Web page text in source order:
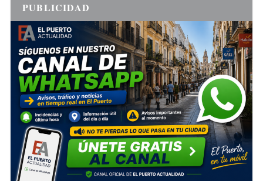
PUBLICIDAD